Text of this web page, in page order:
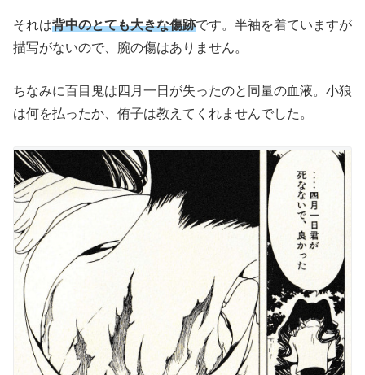
それは背中のとても大きな傷跡です。半袖を着ていますが
描写がないので、腕の傷はありません。
ちなみに百目鬼は四月一日が失ったのと同量の血液。小狼
は何を払ったか、侑子は教えてくれませんでした。